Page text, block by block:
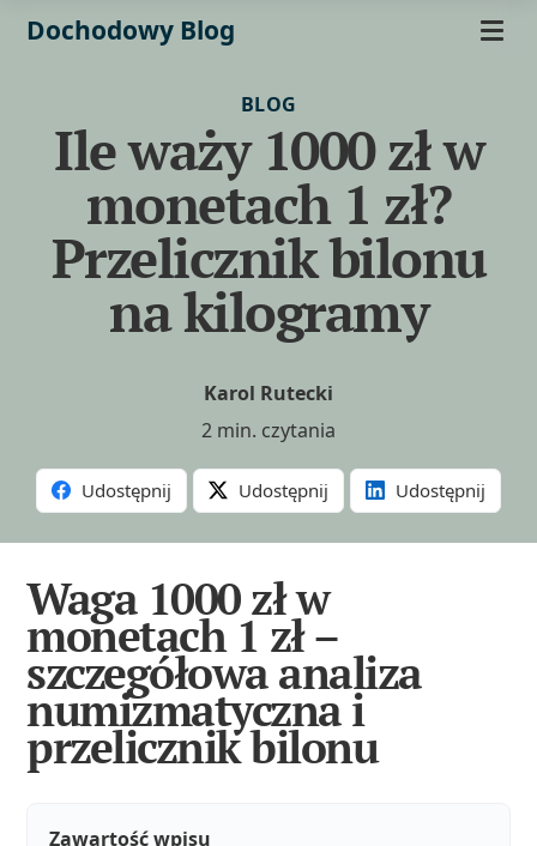
Dochodowy Blog
BLOG
Ile waży 1000 zł w
monetach 1 zł?
Przelicznik bilonu
na kilogramy
Karol Rutecki
2 min. czytania
Udostępnij Udostępnij Udostępnij
Waga 1000 zł w
monetach 1 zł –
szczegółowa analiza
numizmatyczna i
przelicznik bilonu
Zawartość wpisu